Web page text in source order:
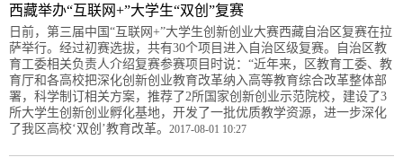
西藏举办“互联网+”大学生“双创”复赛
日前，第三届中国“互联网+”大学生创新创业大赛西藏自治区复赛在拉
萨举行。经过初赛选拔，共有30个项目进入自治区级复赛。自治区教
育工委相关负责人介绍复赛参赛项目时说：“近年来，区教育工委、教
育厅和各高校把深化创新创业教育改革纳入高等教育综合改革整体部
署，科学制订相关方案，推荐了2所国家创新创业示范院校，建设了3
所大学生创新创业孵化基地，开发了一批优质教学资源，进一步深化
了我区高校‘双创’教育改革。 2017-08-01 10:27